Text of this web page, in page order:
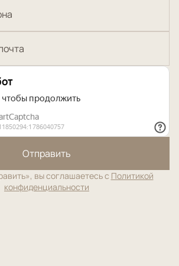
Отправить
вы соглашаетесь с Политикой
конфиденциальности